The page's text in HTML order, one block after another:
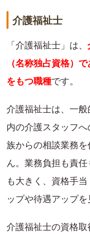
介護福祉士
「介護福祉士」は、
（名称独占資格）
をもつ職種です。
介護福祉士は、一
内の介護スタッフ
族からの相談業務
ん。業務負担も責
も大きく、資格手
ップや待遇アップを
介護福祉士の資格